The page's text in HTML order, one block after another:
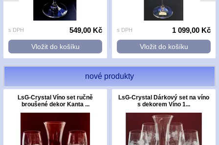
s DPH 549,00 Kč
Vložit do košíku
s DPH 1 099,00 Kč
Vložit do košíku
nové produkty
LsG-Crystal Víno set ručně
broušené dekor Kanta ...
LsG-Crystal Dárkový set na víno
s dekorem Víno 1...